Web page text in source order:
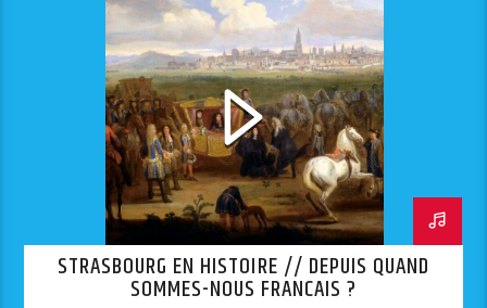
STRASBOURG EN HISTOIRE // DEPUIS QUAND
SOMMES-NOUS FRANCAIS ?